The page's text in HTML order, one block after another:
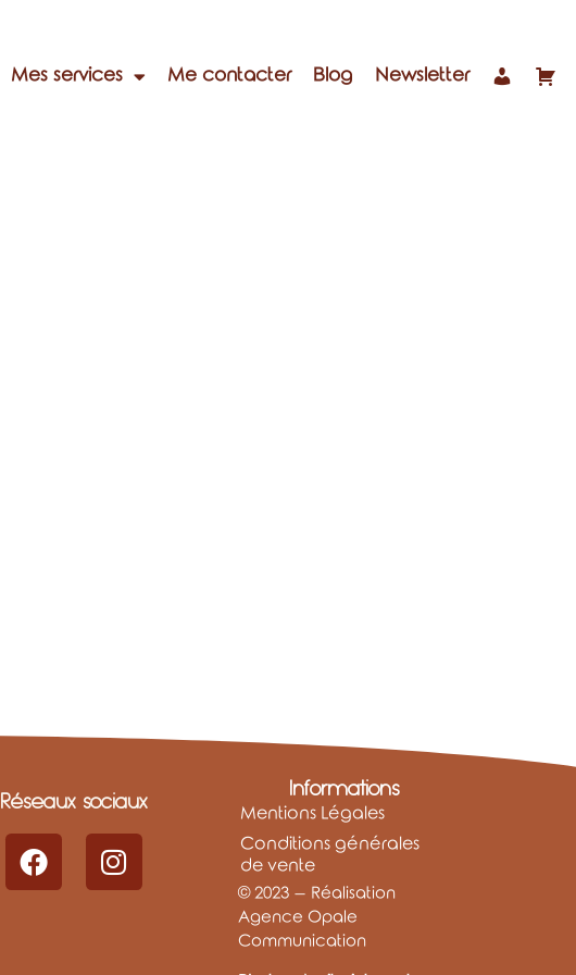
Mes services Me contacter Blog Newsletter
Réseaux sociaux
Informations
Mentions Légales
Conditions générales
de vente
© 2023 – Réalisation
Agence Opale
Communication